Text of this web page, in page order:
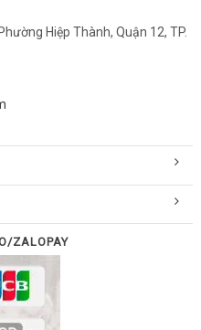
Hiệp Thành, Quận 12, TP.
ZALOPAY